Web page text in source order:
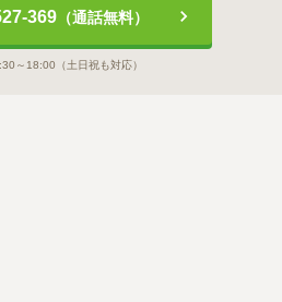
369（通話無料）
～18:00 （土日祝も対応）